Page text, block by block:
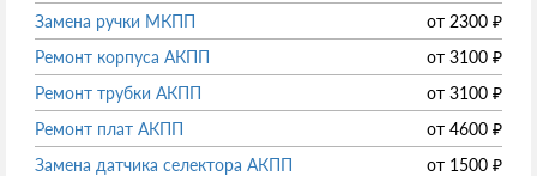
Замена ручки МКПП
от 2300 ₽
Ремонт корпуса АКПП
от 3100 ₽
Ремонт трубки АКПП
от 3100 ₽
Ремонт плат АКПП
от 4600 ₽
Замена датчика селектора АКПП
от 1500 ₽